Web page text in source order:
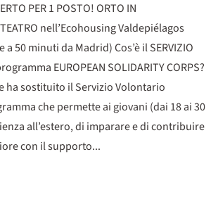
PER 1 POSTO! ORTO IN
TEATRO nell’Ecohousing Valdepiélagos
50 minuti da Madrid) Cos’è il SERVIZIO
EUROPEAN SOLIDARITY CORPS?
ha sostituito il Servizio Volontario
che permette ai giovani (dai 18 ai 30
all’estero, di imparare e di contribuire
con il supporto...